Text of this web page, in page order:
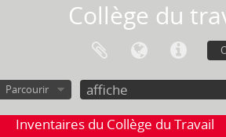
Collège du
Parcourir
Inventaires du Collège du Travail